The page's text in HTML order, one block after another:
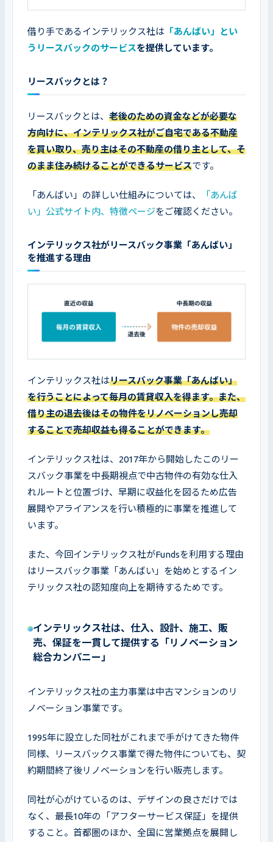
借り手であるインテリックス社は 「あんばい」とい
うリースバックのサービスを提供しています。
リースバックとは？
リースバックとは、 老後のための資金などが必要な
方向けに、インテリックス社がご自宅である不動産
を買い取り、売り主はその不動産の借り主として、そ
のまま住み続けることができるサービスです。
「あんばい」の詳しい仕組みについては、
「あんば
い」公式サイト内、特徴ページをご確認ください。
インテリックス社がリースバック事業「あんばい」
を推進する理由
インテリックス社はリースバック事業「あんばい」
を行うことによって毎月の賃貸収入を得ます。また、
借り主の退去後はその物件をリノベーションし売却
することで売却収益も得ることができます。
インテリックス社は、2017年から開始したこのリー
スバック事業を中長期視点で中古物件の有効な仕入
れルートと位置づけ、早期に収益化を図るため広告
展開やアライアンスを行い積極的に事業を推進して
います。
また、今回インテリックス社がFundsを利用する理由
はリースバック事業「あんばい」を始めとするイン
テリックス社の認知度向上を期待するためです。
インテリックス社は、仕入、設計、施工、販
売、保証を一貫して提供する「リノベーション
総合カンパニー」
インテリックス社の主力事業は中古マンションのリ
ノベーション事業です。
1995年に設立した同社がこれまで手がけてきた物件
同様、リースバックス事業で得た物件についても、契
約期間終了後リノベーションを行い販売します。
同社が心がけているのは、デザインの良さだけでは
なく、最長10年の「アフターサービス保証」を提供
すること。首都圏のほか、全国に営業拠点を展開し